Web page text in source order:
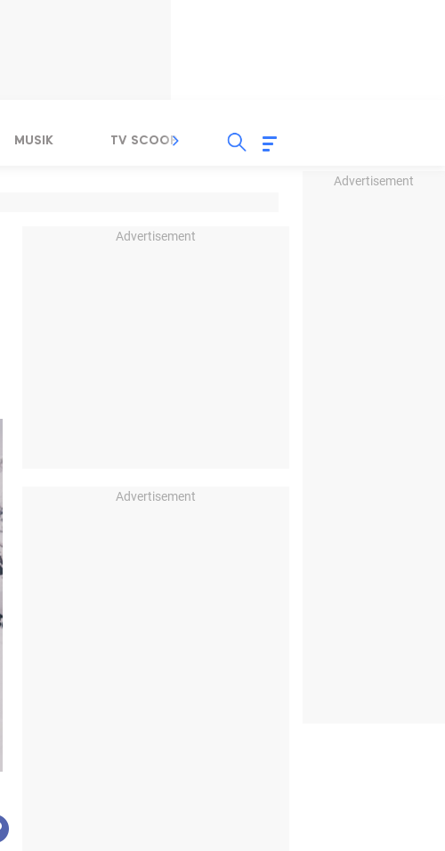
Advertisement
MUSIK TV SCOOP LIRIK
Advertisement
Advertisement